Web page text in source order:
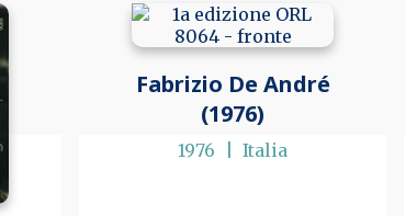
Fabrizio De André
(1976)
1976 Italia